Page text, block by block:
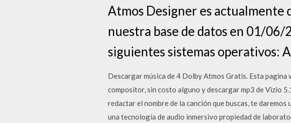
Atmos Designer es actualmente
nuestra base de datos en 01/
siguientes sistemas operativos:
Descargar música de 4 Dolby Atmos Gratis. Esta
compositor, sin costo alguno y descargar mp3 de Vizio
redactar el nombre de la canción que buscas, te
una tecnología de audio inmersivo propiedad de